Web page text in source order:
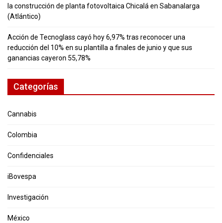
la construcción de planta fotovoltaica Chicalá en Sabanalarga
(Atlántico)
Acción de Tecnoglass cayó hoy 6,97% tras reconocer una
reducción del 10% en su plantilla a finales de junio y que sus
ganancias cayeron 55,78%
Categorías
Cannabis
Colombia
Confidenciales
iBovespa
Investigación
México